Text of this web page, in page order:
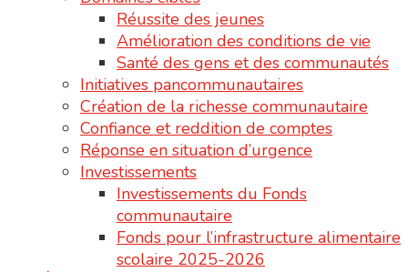
Réussite des jeunes
Amélioration des conditions de vie
Santé des gens et des communautés
Initiatives pancommunautaires
Création de la richesse communautaire
Confiance et reddition de comptes
Réponse en situation d’urgence
Investissements
Investissements du Fonds
communautaire
Fonds pour l’infrastructure alimentaire
scolaire 2025-2026